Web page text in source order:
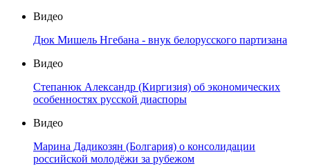
Видео
Дюк Мишель Нгебана - внук белорусского партизана
Видео
Степанюк Александр (Киргизия) об экономических
особенностях русской диаспоры
Видео
Марина Дадикозян (Болгария) о консолидации
российской молодёжи за рубежом